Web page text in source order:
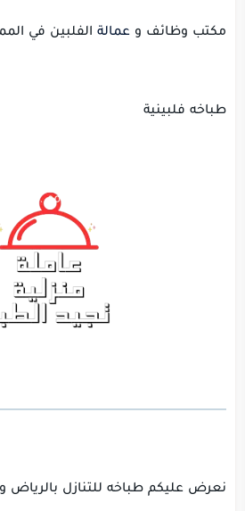
مكتب وظائف و عمالة الفلبين في
طباخه فلبينية
نعرض عليكم طباخه للتنازل بالرياض